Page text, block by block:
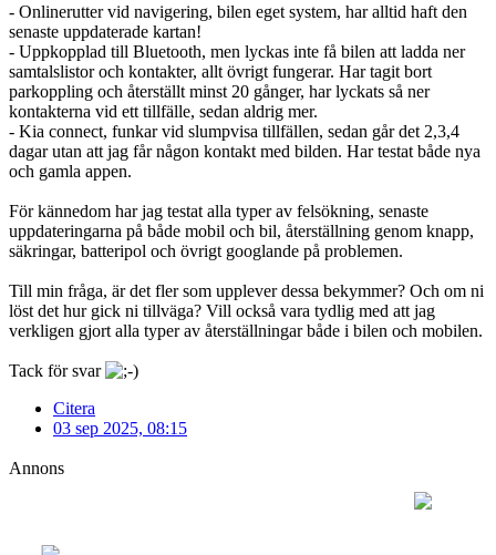
- Onlinerutter vid navigering, bilen eget system, har alltid haft den
senaste uppdaterade kartan!
- Uppkopplad till Bluetooth, men lyckas inte få bilen att ladda ner
samtalslistor och kontakter, allt övrigt fungerar. Har tagit bort
parkoppling och återställt minst 20 gånger, har lyckats så ner
kontakterna vid ett tillfälle, sedan aldrig mer.
- Kia connect, funkar vid slumpvisa tillfällen, sedan går det 2,3,4
dagar utan att jag får någon kontakt med bilden. Har testat både nya
och gamla appen.
För kännedom har jag testat alla typer av felsökning, senaste
uppdateringarna på både mobil och bil, återställning genom knapp,
säkringar, batteripol och övrigt googlande på problemen.
Till min fråga, är det fler som upplever dessa bekymmer? Och om ni
löst det hur gick ni tillväga? Vill också vara tydlig med att jag
verkligen gjort alla typer av återställningar både i bilen och mobilen.
Tack för svar
Citera
03 sep 2025, 08:15
Annons